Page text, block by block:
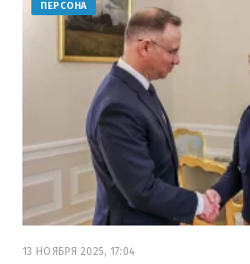
ПЕРСОНА
13 НОЯБРЯ 2025, 17:04